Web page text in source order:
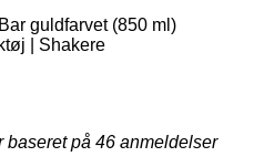
guldfarvet (850 ml)
| Shakere
baseret på 46 anmeldelser